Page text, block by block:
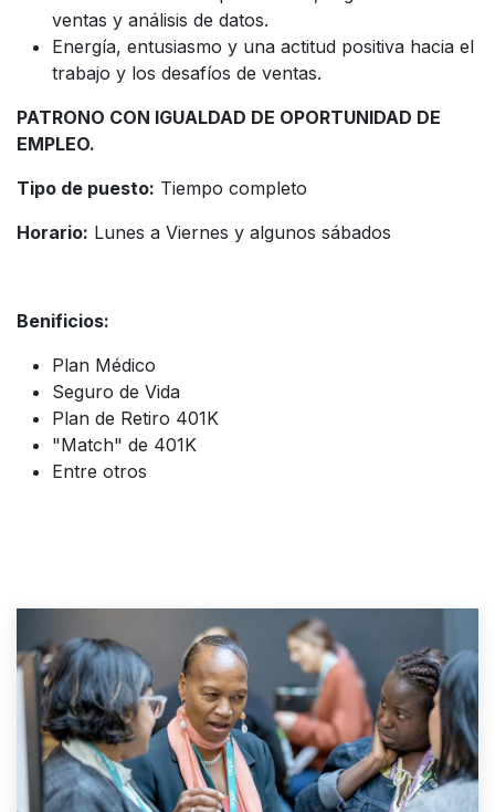
ventas y análisis de datos.
Energía, entusiasmo y una actitud positiva hacia el
trabajo y los desafíos de ventas.
PATRONO CON IGUALDAD DE OPORTUNIDAD DE
EMPLEO.
Tipo de puesto: Tiempo completo
Horario: Lunes a Viernes y algunos sábados
Benificios:
Plan Médico
Seguro de Vida
Plan de Retiro 401K
"Match" de 401K
Entre otros